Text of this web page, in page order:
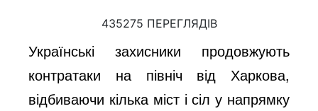
435275 ПЕРЕГЛЯДІВ
Українські захисники продовжують
контратаки на північ від Харкова,
відбиваючи кілька міст і сіл у напрямку